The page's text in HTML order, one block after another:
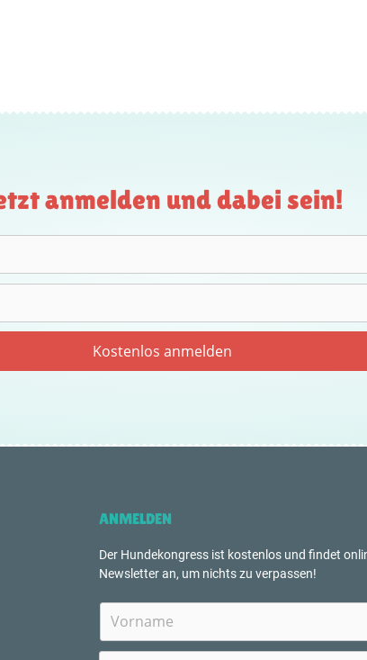
anmelden und dabei sein!
ANMELDEN
Der Hundekongress ist kostenlos und findet
Newsletter an, um nichts zu verpassen!